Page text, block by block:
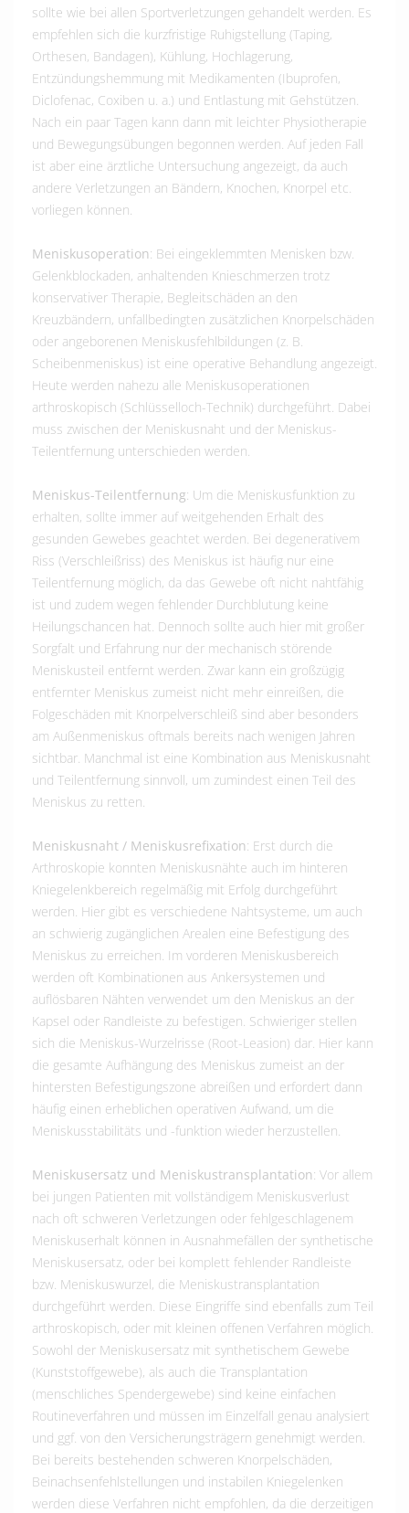
sollte wie bei allen Sportverletzungen gehandelt werden. Es
empfehlen sich die kurzfristige Ruhigstellung (Taping,
Orthesen, Bandagen), Kühlung, Hochlagerung,
Entzündungshemmung mit Medikamenten (Ibuprofen,
Diclofenac, Coxiben u. a.) und Entlastung mit Gehstützen.
Nach ein paar Tagen kann dann mit leichter Physiotherapie
und Bewegungsübungen begonnen werden. Auf jeden Fall
ist aber eine ärztliche Untersuchung angezeigt, da auch
andere Verletzungen an Bändern, Knochen, Knorpel etc.
vorliegen können.
Meniskusoperation: Bei eingeklemmten Menisken bzw.
Gelenkblockaden, anhaltenden Knieschmerzen trotz
konservativer Therapie, Begleitschäden an den
Kreuzbändern, unfallbedingten zusätzlichen Knorpelschäden
oder angeborenen Meniskusfehlbildungen (z. B.
Scheibenmeniskus) ist eine operative Behandlung angezeigt.
Heute werden nahezu alle Meniskusoperationen
arthroskopisch (Schlüsselloch-Technik) durchgeführt. Dabei
muss zwischen der Meniskusnaht und der Meniskus-
Teilentfernung unterschieden werden.
Meniskus-Teilentfernung: Um die Meniskusfunktion zu
erhalten, sollte immer auf weitgehenden Erhalt des
gesunden Gewebes geachtet werden. Bei degenerativem
Riss (Verschleißriss) des Meniskus ist häufig nur eine
Teilentfernung möglich, da das Gewebe oft nicht nahtfähig
ist und zudem wegen fehlender Durchblutung keine
Heilungschancen hat. Dennoch sollte auch hier mit großer
Sorgfalt und Erfahrung nur der mechanisch störende
Meniskusteil entfernt werden. Zwar kann ein großzügig
entfernter Meniskus zumeist nicht mehr einreißen, die
Folgeschäden mit Knorpelverschleiß sind aber besonders
am Außenmeniskus oftmals bereits nach wenigen Jahren
sichtbar. Manchmal ist eine Kombination aus Meniskusnaht
und Teilentfernung sinnvoll, um zumindest einen Teil des
Meniskus zu retten.
Meniskusnaht / Meniskusrefixation: Erst durch die
Arthroskopie konnten Meniskusnähte auch im hinteren
Kniegelenkbereich regelmäßig mit Erfolg durchgeführt
werden. Hier gibt es verschiedene Nahtsysteme, um auch
an schwierig zugänglichen Arealen eine Befestigung des
Meniskus zu erreichen. Im vorderen Meniskusbereich
werden oft Kombinationen aus Ankersystemen und
auflösbaren Nähten verwendet um den Meniskus an der
Kapsel oder Randleiste zu befestigen. Schwieriger stellen
sich die Meniskus-Wurzelrisse (Root-Leasion) dar. Hier kann
die gesamte Aufhängung des Meniskus zumeist an der
hintersten Befestigungszone abreißen und erfordert dann
häufig einen erheblichen operativen Aufwand, um die
Meniskusstabilitäts und -funktion wieder herzustellen.
Meniskusersatz und Meniskustransplantation: Vor allem
bei jungen Patienten mit vollständigem Meniskusverlust
nach oft schweren Verletzungen oder fehlgeschlagenem
Meniskuserhalt können in Ausnahmefällen der synthetische
Meniskusersatz, oder bei komplett fehlender Randleiste
bzw. Meniskuswurzel, die Meniskustransplantation
durchgeführt werden. Diese Eingriffe sind ebenfalls zum Teil
arthroskopisch, oder mit kleinen offenen Verfahren möglich.
Sowohl der Meniskusersatz mit synthetischem Gewebe
(Kunststoffgewebe), als auch die Transplantation
(menschliches Spendergewebe) sind keine einfachen
Routineverfahren und müssen im Einzelfall genau analysiert
und ggf. von den Versicherungsträgern genehmigt werden.
Bei bereits bestehenden schweren Knorpelschäden,
Beinachsenfehlstellungen und instabilen Kniegelenken
werden diese Verfahren nicht empfohlen, da die derzeitigen